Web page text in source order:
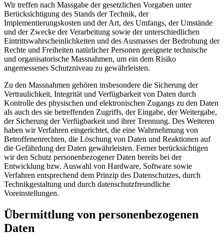
Wir treffen nach Massgabe der gesetzlichen Vorgaben unter
Berücksichtigung des Stands der Technik, der
Implementierungskosten und der Art, des Umfangs, der Umstände
und der Zwecke der Verarbeitung sowie der unterschiedlichen
Eintrittswahrscheinlichkeiten und des Ausmasses der Bedrohung der
Rechte und Freiheiten natürlicher Personen geeignete technische
und organisatorische Massnahmen, um ein dem Risiko
angemessenes Schutzniveau zu gewährleisten.
Zu den Massnahmen gehören insbesondere die Sicherung der
Vertraulichkeit, Integrität und Verfügbarkeit von Daten durch
Kontrolle des physischen und elektronischen Zugangs zu den Daten
als auch des sie betreffenden Zugriffs, der Eingabe, der Weitergabe,
der Sicherung der Verfügbarkeit und ihrer Trennung. Des Weiteren
haben wir Verfahren eingerichtet, die eine Wahrnehmung von
Betroffenenrechten, die Löschung von Daten und Reaktionen auf
die Gefährdung der Daten gewährleisten. Ferner berücksichtigen
wir den Schutz personenbezogener Daten bereits bei der
Entwicklung bzw. Auswahl von Hardware, Software sowie
Verfahren entsprechend dem Prinzip des Datenschutzes, durch
Technikgestaltung und durch datenschutzfreundliche
Voreinstellungen.
Übermittlung von personenbezogenen
Daten